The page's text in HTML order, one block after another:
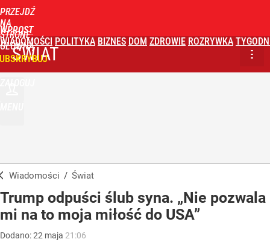
PRZEJDŹ
NA
STRONĘ
GŁÓWNĄ
WPROST
WIADOMOŚCI POLITYKA BIZNES DOM ZDROWIE ROZRYWKA
ŚWIAT
Wiadomości / Świat
Trump odpuści ślub syna. „Nie pozwala
mi na to moja miłość do USA”
Dodano:22 maja 21:06